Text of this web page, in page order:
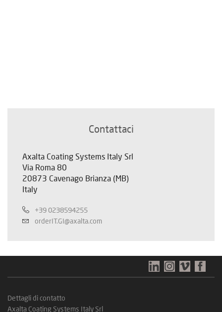
Contattaci
Axalta Coating Systems Italy Srl
Via Roma 80
20873 Cavenago Brianza (MB)
Italy
+39 0238594255
orderIT.GI@axalta.com
Dettagli di contatto
Axalta Coating Systems Italy Srl